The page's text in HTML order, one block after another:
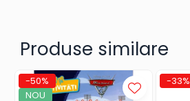
Seturi de constructie
Utilaje constructie de jucarie
Produse similare
-50%
NOU
-33%